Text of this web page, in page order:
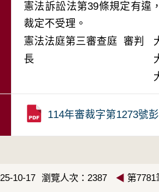
憲法訴訟法第39條規定有違
裁定不受理。
憲法法庭第三審查庭 審判
長
114年審裁字第1273號
10-17 瀏覽人次：2387 ◀ 第7781